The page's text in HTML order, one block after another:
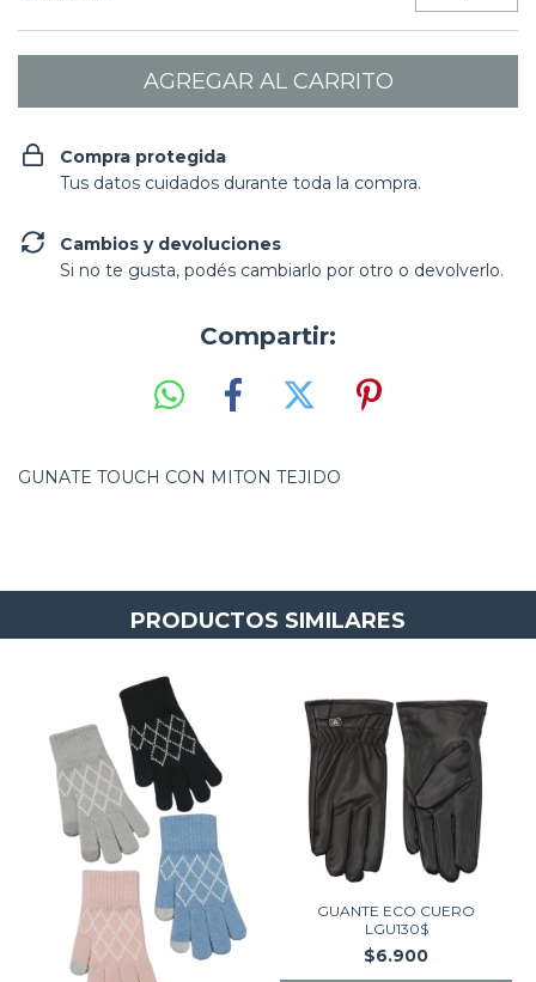
Compra protegida
Tus datos cuidados durante toda la compra.
Cambios y devoluciones
Si no te gusta, podés cambiarlo por otro o devolverlo.
Compartir:
GUNATE TOUCH CON MITON TEJIDO
PRODUCTOS SIMILARES
GUANTE ECO CUERO
LGU130$
$6.900